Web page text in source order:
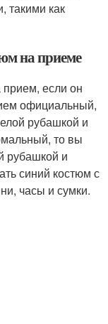
такими как
на приеме
если он
официальный,
рубашкой и
то вы
рубашкой и
синий костюм с
часы и сумки.